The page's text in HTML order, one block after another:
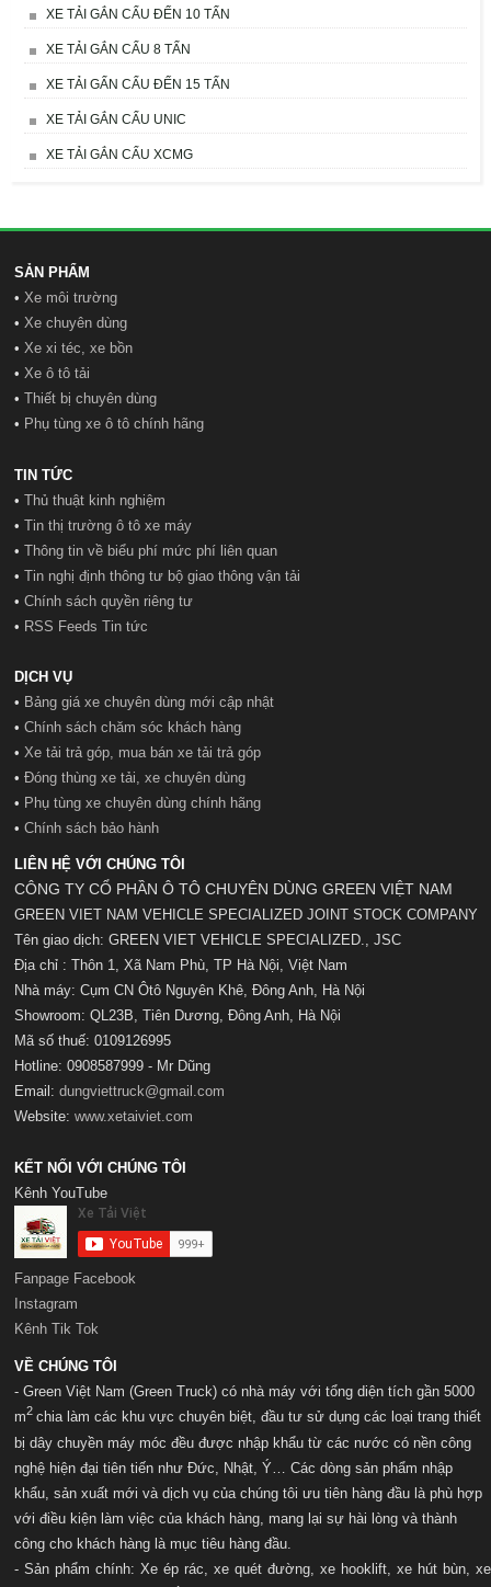
XE TẢI GẮN CẨU ĐẾN 10 TẤN
XE TẢI GẮN CẨU 8 TẤN
XE TẢI GẤN CẨU ĐẾN 15 TẤN
XE TẢI GẮN CẨU UNIC
XE TẢI GẮN CẨU XCMG
SẢN PHẨM
•Xe môi trường
•Xe chuyên dùng
•Xe xi téc, xe bồn
•Xe ô tô tải
•Thiết bị chuyên dùng
• Phụ tùng xe ô tô chính hãng
TIN TỨC
•Thủ thuật kinh nghiệm
•Tin thị trường ô tô xe máy
•Thông tin về biểu phí mức phí liên quan
•Tin nghị định thông tư bộ giao thông vận tải
•Chính sách quyền riêng tư
• RSS Feeds Tin tức
DỊCH VỤ
• Bảng giá xe chuyên dùng mới cập nhật
•Chính sách chăm sóc khách hàng
•Xe tải trả góp, mua bán xe tải trả góp
•Đóng thùng xe tải, xe chuyên dùng
• Phụ tùng xe chuyên dùng chính hãng
•Chính sách bảo hành
LIÊN HỆ VỚI CHÚNG TÔI
CÔNG TY CỔ PHẦN Ô TÔ CHUYÊN DÙNG GREEN VIỆT NAM
GREEN VIET NAM VEHICLE SPECIALIZED JOINT STOCK COMPANY
Tên giao dịch: GREEN VIET VEHICLE SPECIALIZED., JSC
Địa chỉ : Thôn 1, Xã Nam Phù, TP Hà Nội, Việt Nam
Nhà máy: Cụm CN Ôtô Nguyên Khê, Đông Anh, Hà Nội
Showroom: QL23B, Tiên Dương, Đông Anh, Hà Nội
Mã số thuế:0109126995
Hotline: 0908587999 - Mr Dũng
Email:dungviettruck@gmail.com
Website:www.xetaiviet.com
KẾT NỐI VỚI CHÚNG TÔI
Kênh YouTube
Fanpage Facebook
Instagram
Kênh Tik Tok
VỀ CHÚNG TÔI
- Green Việt Nam (Green Truck) có nhà máy với tổng diện tích gần 5000
m2 chia làm các khu vực chuyên biệt, đầu tư sử dụng các loại trang thiết
bị dây chuyền máy móc đều được nhập khẩu từ các nước có nền công
nghệ hiện đại tiên tiến như Đức, Nhật, Ý… Các dòng sản phẩm nhập
khẩu, sản xuất mới và dịch vụ của chúng tôi ưu tiên hàng đầu là phù hợp
với điều kiện làm việc của khách hàng, mang lại sự hài lòng và thành
công cho khách hàng là mục tiêu hàng đầu.
- Sản phẩm chính: Xe ép rác, xe quét đường, xe hooklift, xe hút bùn, xe